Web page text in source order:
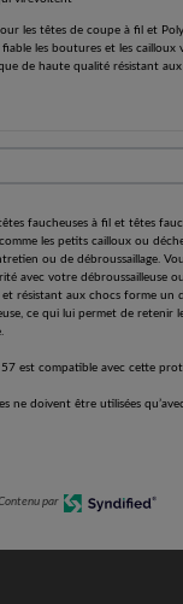
les têtes de coupe à fil et
fiable les boutures et les cailloux
de haute qualité résistant
faucheuses à fil et têtes
les petits cailloux ou
ou de débroussaillage.
avec votre débroussailleuse
et résistant aux chocs forme un
ce qui lui permet de retenir
est compatible avec cette
ne doivent être utilisées
par